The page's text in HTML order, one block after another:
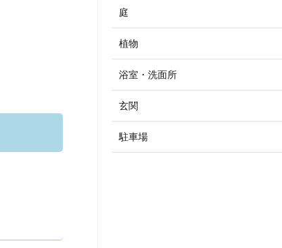
庭
植物
浴室・洗面所
玄関
駐車場